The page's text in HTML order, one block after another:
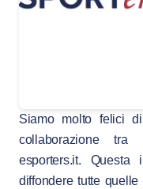
Siamo molto felici
collaborazione tra
esporters.it.
diffondere tutte